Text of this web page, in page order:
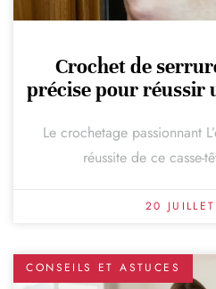
Crochet de
précise pour réussir
Le crochetage passionnant
réussite de ce casse-
20
CONSEILS ET ASTUCES